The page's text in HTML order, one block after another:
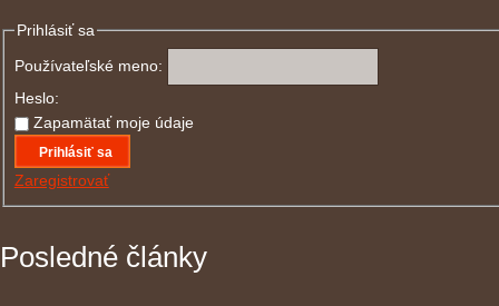
Prihlásiť sa
Používateľské meno:
Heslo:
Zapamätať moje údaje
Prihlásiť sa
Zaregistrovať
Posledné články